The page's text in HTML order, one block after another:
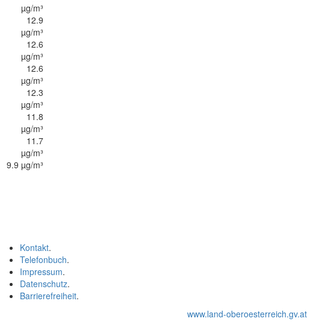
µg/m³
12.9
µg/m³
12.6
µg/m³
12.6
µg/m³
12.3
µg/m³
11.8
µg/m³
11.7
µg/m³
9.9 µg/m³
Kontakt.
Telefonbuch.
Impressum.
Datenschutz.
Barrierefreiheit.
www.land-oberoesterreich.gv.at